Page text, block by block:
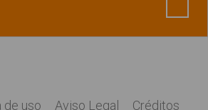
de uso Aviso Legal Créditos